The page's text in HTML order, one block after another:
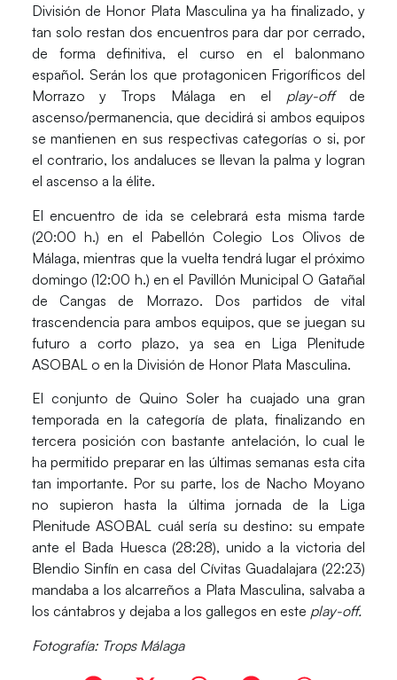
División de Honor Plata Masculina ya ha finalizado, y
tan solo restan dos encuentros para dar por cerrado,
de forma definitiva, el curso en el balonmano
español. Serán los que protagonicen Frigoríficos del
Morrazo y Trops Málagaen el play-offde
ascenso/permanencia, que decidirá si ambos equipos
se mantienen en sus respectivas categorías o si, por
el contrario, los andaluces se llevan la palma y logran
el ascenso a la élite.
El encuentro de ida se celebrará esta misma tarde
(20:00 h.)en el Pabellón Colegio Los Olivos de
Málaga, mientras que la vuelta tendrá lugar el próximo
domingo (12:00 h.) en el Pavillón Municipal O Gatañal
de Cangas de Morrazo. Dos partidos de vital
trascendencia para ambos equipos, que se juegan su
futuro a corto plazo, ya sea en Liga Plenitude
ASOBAL o en la División de Honor Plata Masculina.
El conjunto de Quino Soler ha cuajado una gran
temporada en la categoría de plata, finalizando en
tercera posición con bastante antelación, lo cual le
ha permitido preparar en las últimas semanas esta cita
tan importante. Por su parte, los de Nacho Moyano
no supieron hasta la última jornada de la Liga
Plenitude ASOBAL cuál sería su destino: su empate
ante el Bada Huesca (28:28), unido a la victoria del
Blendio Sinfín en casa del Cívitas Guadalajara (22:23)
mandaba a los alcarreños a Plata Masculina, salvaba a
los cántabros y dejaba a los gallegos en este play-off.
Fotografía: Trops Málaga